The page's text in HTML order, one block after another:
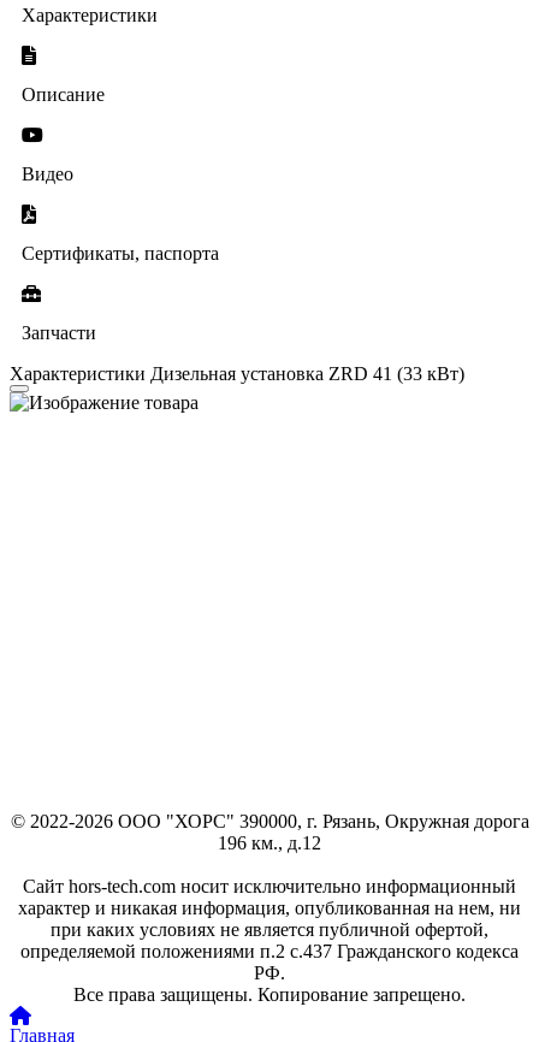
Характеристики
Описание
Видео
Сертификаты, паспорта
Запчасти
Характеристики Дизельная установка ZRD 41 (33 кВт)
© 2022-2026 ООО "ХОРС" 390000, г. Рязань, Окружная дорога
196 км., д.12
Сайт hors-tech.com носит исключительно информационный
характер и никакая информация, опубликованная на нем, ни
при каких условиях не является публичной офертой,
определяемой положениями п.2 с.437 Гражданского кодекса
РФ.
Все права защищены. Копирование запрещено.
Главная